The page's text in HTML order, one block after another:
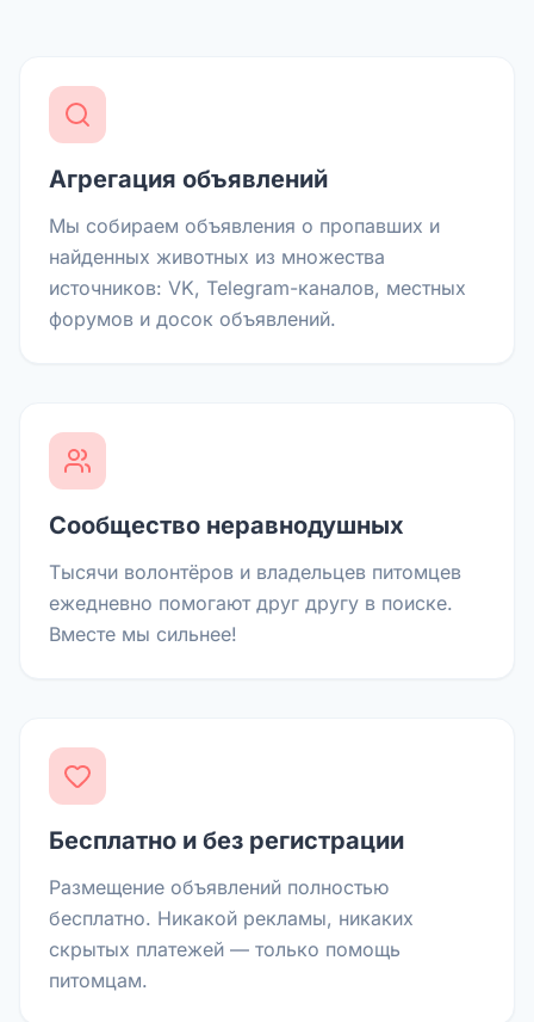
Агрегация объявлений
Мы собираем объявления о пропавших и
найденных животных из множества
источников: VK, Telegram-каналов, местных
форумов и досок объявлений.
Сообщество неравнодушных
Тысячи волонтёров и владельцев питомцев
ежедневно помогают друг другу в поиске.
Вместе мы сильнее!
Бесплатно и без регистрации
Размещение объявлений полностью
бесплатно. Никакой рекламы, никаких
скрытых платежей — только помощь
питомцам.